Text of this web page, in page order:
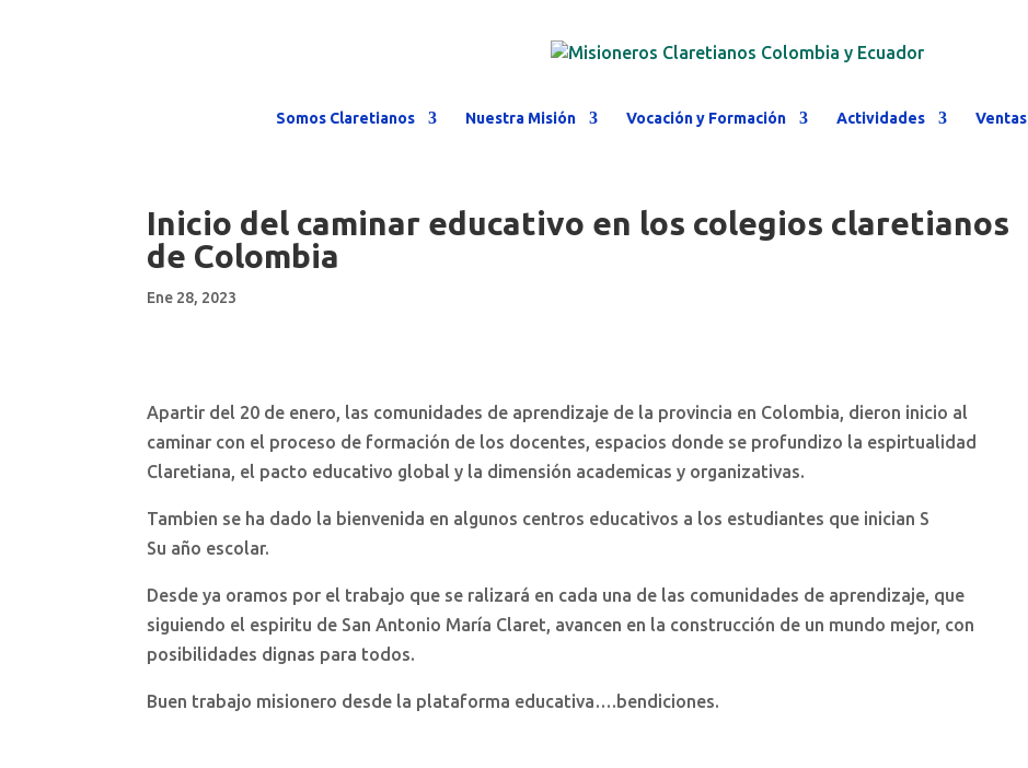
Somos Claretianos Nuestra Misión Vocación y Formación Actividades Ventas
Inicio del caminar educativo en los colegios claretianos
de Colombia
Ene 28, 2023
Apartir del 20 de enero, las comunidades de aprendizaje de la provincia en Colombia, dieron inicio al
caminar con el proceso de formación de los docentes, espacios donde se profundizo la espirtualidad
Claretiana, el pacto educativo global y la dimensión academicas y organizativas.
Tambien se ha dado la bienvenida en algunos centros educativos a los estudiantes que inician S
Su año escolar.
Desde ya oramos por el trabajo que se ralizará en cada una de las comunidades de aprendizaje, que
siguiendo el espiritu de San Antonio María Claret, avancen en la construcción de un mundo mejor, con
posibilidades dignas para todos.
Buen trabajo misionero desde la plataforma educativa….bendiciones.